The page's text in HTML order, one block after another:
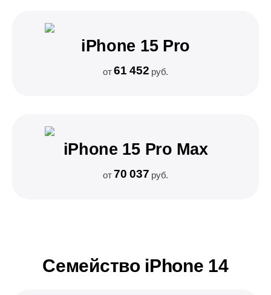
iPhone 15 Pro
от61 452 руб.
iPhone 15 Pro Max
от70 037 руб.
Семейство iPhone 14